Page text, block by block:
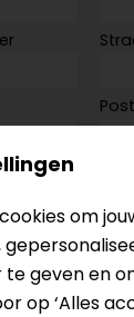
om
te geven en
op ‘Alles